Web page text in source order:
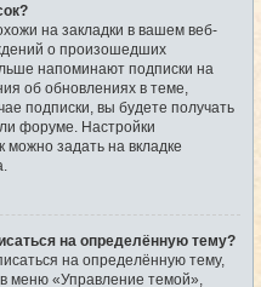
на закладки в вашем веб-
о произошедших
напоминают подписки на
об обновлениях в теме,
подписки, вы будете получать
форуме. Настройки
можно задать на вкладке
на определённую тему?
на определённую тему,
меню «Управление темой»,